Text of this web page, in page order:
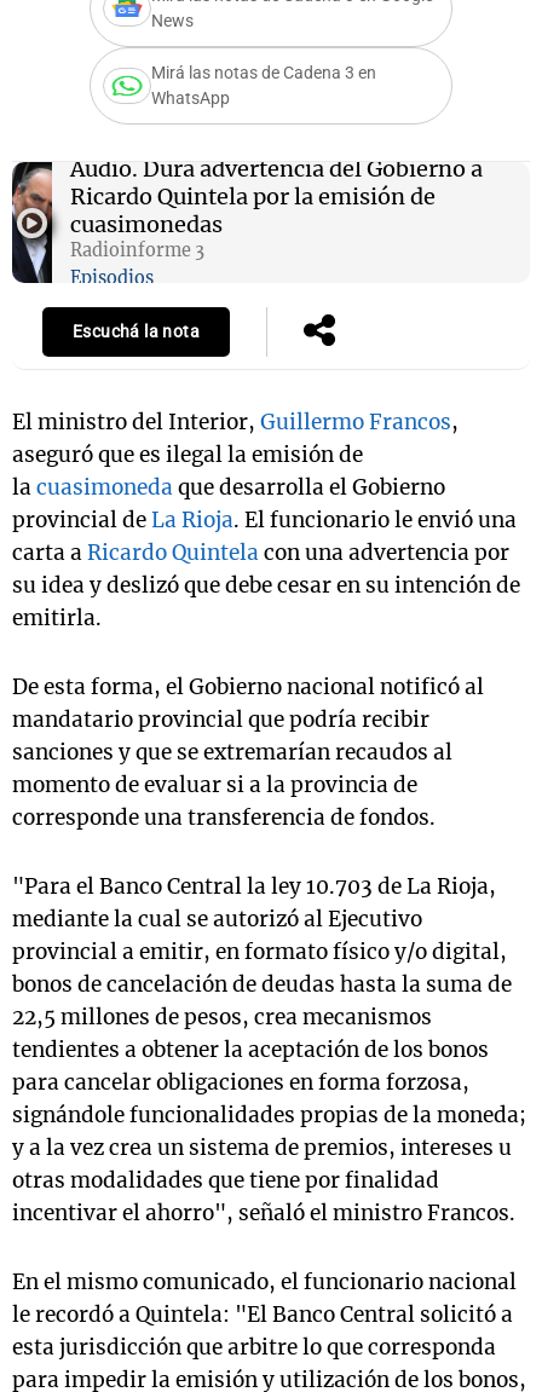
News
Mirá las notas de Cadena 3 en
WhatsApp
Audio. Dura advertencia del Gobierno a
Ricardo Quintela por la emisión de
cuasimonedas
Radioinforme 3
Episodios
Escuchá la nota
El ministro del Interior, Guillermo Francos,
aseguró que es ilegal la emisión de
lacuasimonedaque desarrolla el Gobierno
provincial deLa Rioja. El funcionario le envió una
carta aRicardo Quintelacon una advertencia por
su idea y deslizó que debe cesar en su intención de
emitirla.
De esta forma, el Gobierno nacional notificó al
mandatario provincial que podría recibir
sanciones y que se extremarían recaudos al
momento de evaluar si a la provincia de
corresponde una transferencia de fondos.
"Para el Banco Central la ley 10.703 de La Rioja,
mediante la cual se autorizó al Ejecutivo
provincial a emitir, en formato físico y/o digital,
bonos de cancelación de deudas hasta la suma de
22,5 millones de pesos, crea mecanismos
tendientes a obtener la aceptación de los bonos
para cancelar obligaciones en forma forzosa,
signándole funcionalidades propias de la moneda;
y a la vez crea un sistema de premios, intereses u
otras modalidades que tiene por finalidad
incentivar el ahorro", señaló el ministro Francos.
En el mismo comunicado, el funcionario nacional
le recordó a Quintela: "El Banco Central solicitó a
esta jurisdicción que arbitre lo que corresponda
para impedir la emisión y utilización de los bonos,